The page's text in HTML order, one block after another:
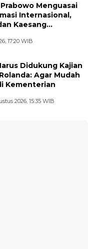
Menguasai
Internasional,
Kaesang
17:20 WIB
Didukung Kajian
Agar Mudah
Kementerian
2026, 15:35 WIB